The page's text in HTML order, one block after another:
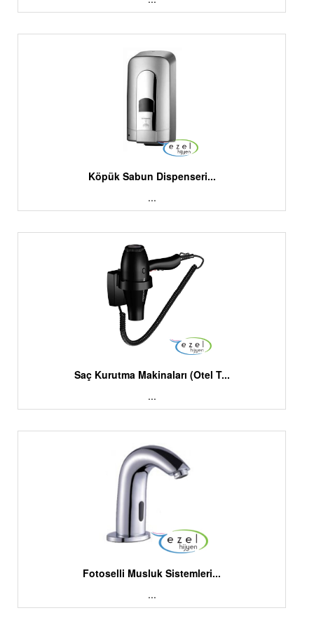
Köpük Sabun Dispenseri...
...
Saç Kurutma Makinaları (Otel T...
...
Fotoselli Musluk Sistemleri...
...